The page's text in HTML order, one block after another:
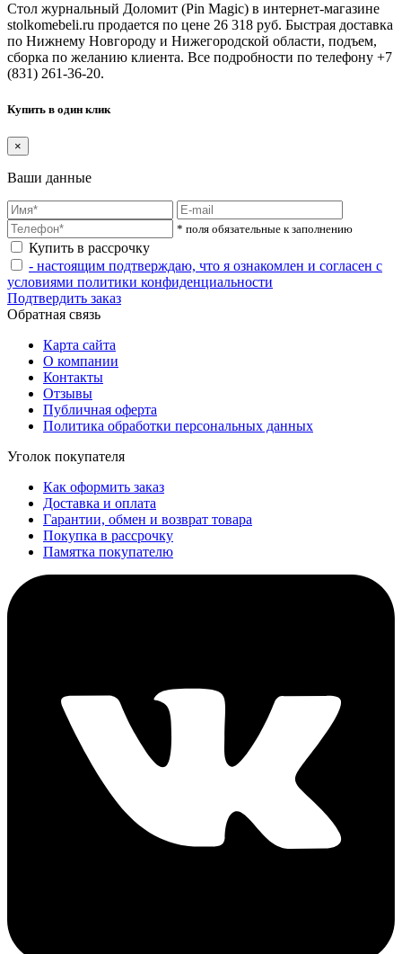
Стол журнальный Доломит (Pin Magic) в интернет-магазине
stolkomebeli.ru продается по цене 26 318 руб. Быстрая доставка
по Нижнему Новгороду и Нижегородской области, подъем,
сборка по желанию клиента. Все подробности по телефону +7
(831) 261-36-20.
Купить в один клик
×
Ваши данные
* поля обязательные к заполнению
Купить в рассрочку
- настоящим подтверждаю, что я ознакомлен и согласен с
условиями политики конфиденциальности
Подтвердить заказ
Обратная связь
Карта сайта
О компании
Контакты
Отзывы
Публичная оферта
Политика обработки персональных данных
Уголок покупателя
Как оформить заказ
Доставка и оплата
Гарантии, обмен и возврат товара
Покупка в рассрочку
Памятка покупателю